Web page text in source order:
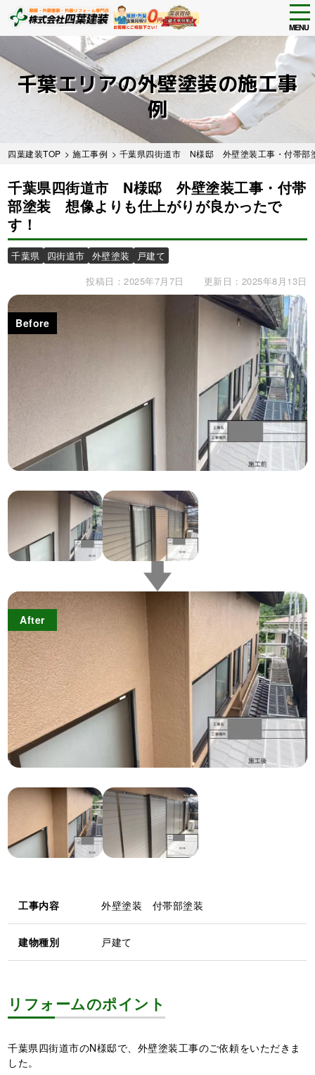
to
main
content
MENU
千葉エリアの外壁塗装の施工事
例
四葉建装TOP >施工事例 > 千葉県四街道市 N様邸 外壁塗装工事・付帯部
千葉県四街道市 N様邸 外壁塗装工事・付帯
部塗装 想像よりも仕上がりが良かったで
す！
千葉県 四街道市 外壁塗装
戸建て
投稿日：2025年7月7日
更新日：2025年8月13日
Before
After
工事内容 外壁塗装 付帯部塗装
建物種別 戸建て
リフォームのポイント
千葉県四街道市のN様邸で、外壁塗装工事のご依頼をいただきま
した。